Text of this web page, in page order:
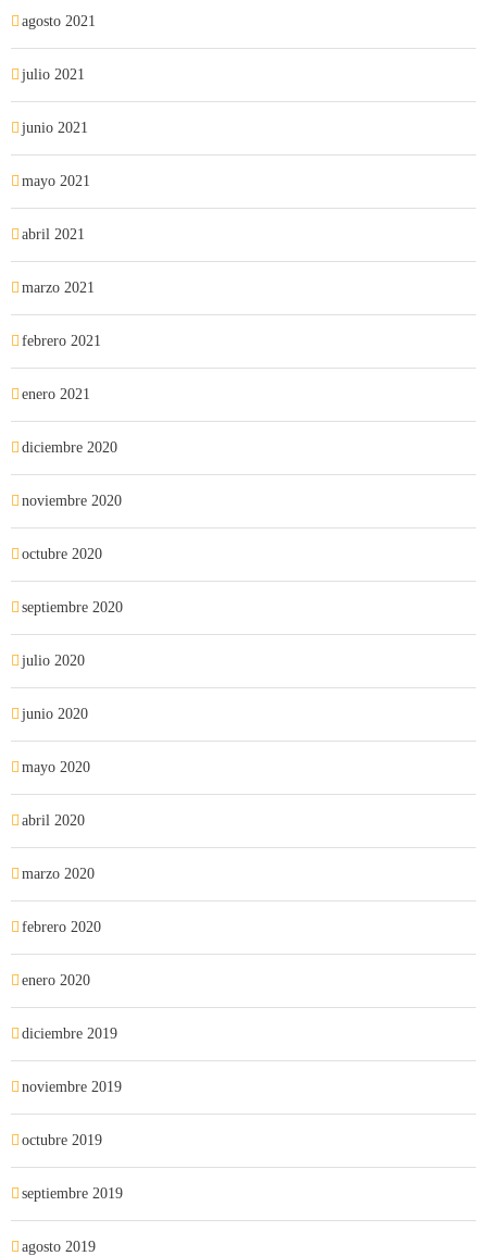
agosto 2021
julio 2021
junio 2021
mayo 2021
abril 2021
marzo 2021
febrero 2021
enero 2021
diciembre 2020
noviembre 2020
octubre 2020
septiembre 2020
julio 2020
junio 2020
mayo 2020
abril 2020
marzo 2020
febrero 2020
enero 2020
diciembre 2019
noviembre 2019
octubre 2019
septiembre 2019
agosto 2019